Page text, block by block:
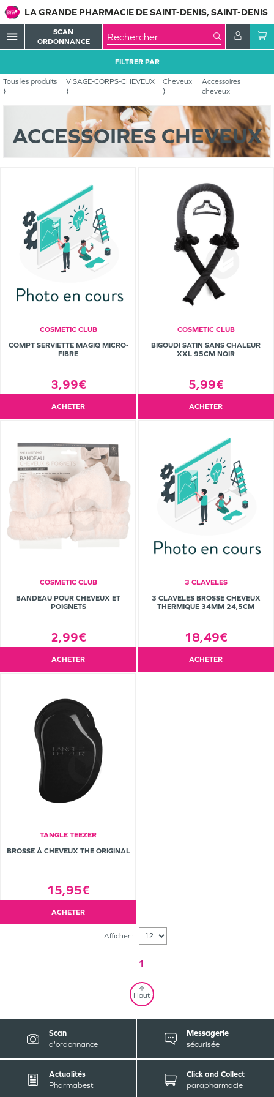
LA GRANDE PHARMACIE DE SAINT-DENIS, SAINT-DENIS
menu
SCAN
ORDONNANCE
Tous les produits VISAGE-CORPS-CHEVEUX Cheveux
Accessoires
cheveux
FILTRER PAR
ACCESSOIRES CHEVEUX
COSMETIC CLUB
COMPT SERVIETTE MAGIQ MICRO-
FIBRE
3,99€
ACHETER
COSMETIC CLUB
BIGOUDI SATIN SANS CHALEUR
XXL 95CM NOIR
5,99€
ACHETER
COSMETIC CLUB
BANDEAU POUR CHEVEUX ET
POIGNETS
2,99€
ACHETER
3 CLAVELES
3 CLAVELES BROSSE CHEVEUX
THERMIQUE 34MM 24,5CM
18,49€
ACHETER
TANGLE TEEZER
BROSSE À CHEVEUX THE ORIGINAL
15,95€
ACHETER
Afficher :
1
Haut
Scan
d'ordonnance
Messagerie
sécurisée
Actualités
Pharmabest
Click and Collect
parapharmacie